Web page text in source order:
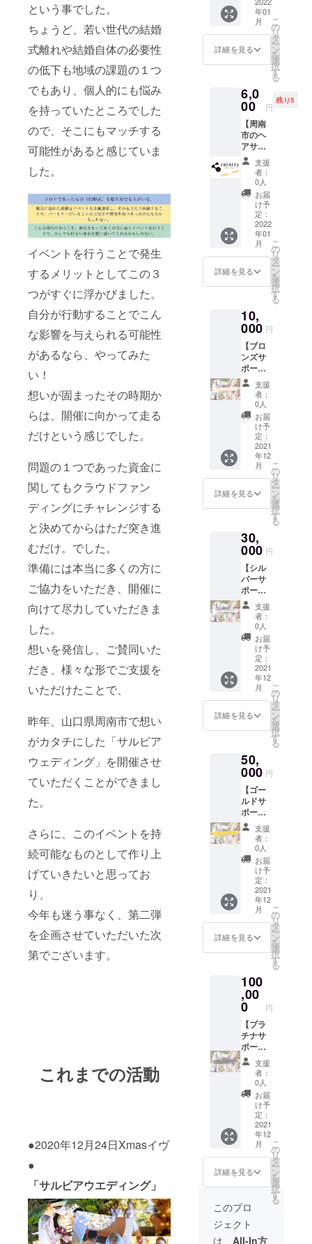
という事でした。
ちょうど、若い世代の結婚
式離れや結婚自体の必要性
の低下も地域の課題の１つ
でもあり、個人的にも悩み
を持っていたところでした
ので、そこにもマッチする
可能性があると感じていま
した。
イベントを行うことで発生
するメリットとしてこの３
つがすぐに浮かびました。
自分が行動することでこん
な影響を与えられる可能性
があるなら、やってみた
い！
想いが固まったその時期か
らは、開催に向かって走る
だけという感じでした。
問題の１つであった資金に
関してもクラウドファン
ディングにチャレンジする
と決めてからはただ突き進
むだけ。でした。
準備には本当に多くの方に
ご協力をいただき、開催に
向けて尽力していただきま
した。
想いを発信し、ご賛同いた
だき、様々な形でご支援を
いただけたことで、
昨年、山口県周南市で想い
がカタチにした「サルビア
ウェディング」を開催させ
ていただくことができまし
た。
さらに、このイベントを持
続可能なものとして作り上
げていきたいと思ってお
り、
今年も迷う事なく、第二弾
を企画させていただいた次
第でございます。
これまでの活動
●2020年12月24日Xmasイヴ
●
「サルビアウエディング」
2022年
2月〜
2023年
1月の１
年間で
す。
に合計
金額か
ら10%
お値引
きさせ
ケット
をご使
用の際
は、必
ず店舗
様にチ
ケット
のご提
示をお
願いし
ます。
有効期
限は
2022年
2月〜
1月の１
年間で
.com チ
ケット
は、個
別に
PDF
ただき
ます。
1枚当た
り１回
のみご
使用で
きま
す。 合
計金額
から
10%お
値引き
させて
いただ
きま
す。 チ
ケット
ず店舗
様にチ
ケット
のご提
示をお
願いし
ます。
有効期
限は
2022年
2月〜
2023年
1月の１
年間で
す。
10%off
特別チ
ケッ
ト！】
ご利用
サービ
会計合
計金額
から
10%off
させて
いただ
きま
す。
http://h
oruyok
o.com
チケッ
トは、
個別に
PDF
データ
で送ら
1枚当た
り１回
のみご
使用で
きま
す。 お
会計金
額が
3000円
を超え
た場合
に合計
金額か
ら10%
お値引
きさせ
ていた
をご使
用の際
は、必
ず店舗
様にチ
ケット
のご提
示をお
願いし
ます。
有効期
限は
2022年
2月〜
2023年
1月の１
年間で
す。
年01
月
詳細を見る
こ
の
リ
タ
ー
ン
を
選
択
す
る
6,0
00 円
残り5
【周南
市のヘ
アサロ
ン
「TRiNi
HAIR
DESIG
N」の
ヘッド
スパ限
10%off
特別チ
ケッ
ト！】
スパご
利用の
お会計
合計金
額から
10%off
させて
いただ
きま
す。
https://t
rinity-
hairdes
ign.com
チケッ
トは、
個別に
せてい
ただき
ます。
1枚当た
り１
回、
ヘッド
スパの
みご使
用でき
ます。
チケッ
トをご
使用の
際は、
必ず店
舗様に
お願い
しま
す。 有
効期限
は2022
年2月〜
2023年
1月の１
年間で
す。
支援
者：
0人
お届
け予
定：
2022
年01
月
詳細を見る
こ
の
リ
タ
ー
ン
を
選
択
す
る
10,
000 円
【ブロ
ンズサ
ポー
ター
コー
ス】 お
礼の
メール
を送ら
せてい
ただき
ます。
会場内
に支援
者とし
てご希
名前
（小）
を掲示
させて
いただ
きま
す。 ま
た、会
場横
オーロ
ラビ
ジョン
に支援
者様と
してご
希望の
お名前
させて
いただ
きま
す。 ※
掲載時
にご希
望する
お名
前、会
社様名
などを
備考欄
にご明
記くだ
さい。
支援
者：
0人
お届
け予
定：
2021
年12
月
詳細を見る
こ
の
リ
タ
ー
ン
を
選
択
す
る
30,
000 円
【シル
バーサ
ポー
ター
コー
ス】 お
礼の
メール
を送ら
せてい
ただき
ます。
会場内
に支援
者とし
てご希
名前
（中）
を掲示
させて
いただ
きま
す。 ま
た、会
場横
オーロ
ラビ
ジョン
に支援
者様と
してご
希望の
お名前
させて
いただ
きま
す。 ※
掲載時
にご希
望する
お名
前、会
社様名
などを
備考欄
にご明
記くだ
さい。
支援
者：
0人
お届
け予
定：
2021
年12
月
詳細を見る
こ
の
リ
タ
ー
ン
を
選
択
す
る
50,
000 円
【ゴー
ルドサ
ポー
ター
コー
ス】 お
礼の
メール
を送ら
せてい
ただき
ます。
会場内
に支援
者とし
てご希
名前
（大）
を掲示
させて
いただ
きま
す。 ま
た、会
場横
オーロ
ラビ
ジョン
に支援
者様と
してご
希望の
お名前
（大サ
イズ）
を掲示
させて
いただ
きま
す。 ※
支援
者：
0人
お届
け予
定：
2021
年12
月
詳細を見る
こ
の
リ
タ
ー
ン
を
選
択
す
る
100
,00
0 円
【プラ
チナサ
ポー
ター
コー
ス】 お
礼の
メール
を送ら
せてい
ただき
ます。
会場内
に支援
者とし
てご希
望のお
名前
（特
大）を
支援
者：
0人
お届
け予
定：
2021
年12
月
詳細を見る
こ
の
リ
タ
ー
ン
を
選
択
す
る
このプロ
ジェクト
は、 All-In方